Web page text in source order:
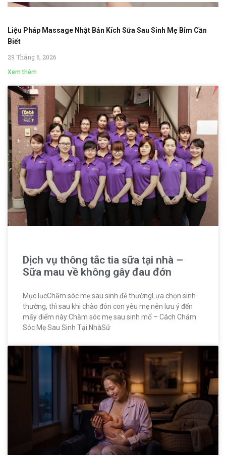
Liệu Pháp Massage Nhật Bản Kích Sữa Sau Sinh Mẹ Bỉm Cần
Biết
29 Tháng 6, 2026
Xem thêm
Dịch vụ thông tắc tia sữa tại nhà –
Sữa mau về không gây đau đớn
Mục lụcChăm sóc mẹ sau sinh đẻ thườngLựa chọn sinh
thường, thì sau khi chào đón con yêu mẹ nên lưu ý đến
mấy điểm này:Chăm sóc mẹ sau sinh mổ – Cách Chăm
Sóc Mẹ Sau Sinh Tại NhàSử